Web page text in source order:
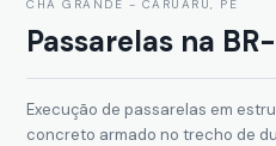
CHÃ GRANDE - CARUARU, PE
Passarelas na
Execução de passarelas em
concreto armado no trecho de